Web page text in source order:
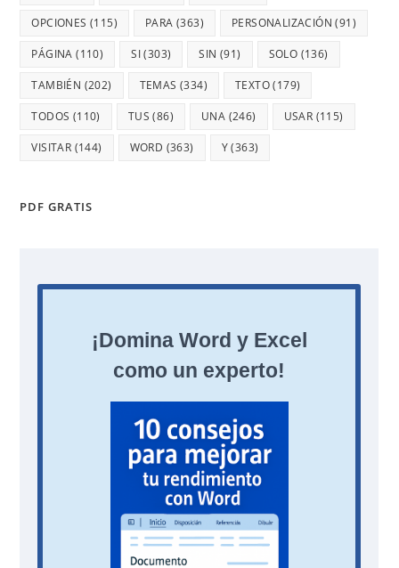
OPCIONES (115) PARA (363) PERSONALIZACIÓN (91)
PÁGINA (110) SI(303) SIN (91) SOLO (136)
TAMBIÉN (202) TEMAS (334) TEXTO(179)
TODOS (110) TUS (86) UNA (246) USAR (115)
VISITAR (144) WORD (363) Y(363)
PDF GRATIS